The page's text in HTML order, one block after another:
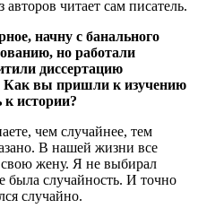
читает сам писатель.
начну с банального
но работали
диссертацию
Как вы пришли к изучению
истории?
чем случайнее, тем
В нашей жизни все
свою жену. Я не выбирал
была случайность. И точно
случайно.